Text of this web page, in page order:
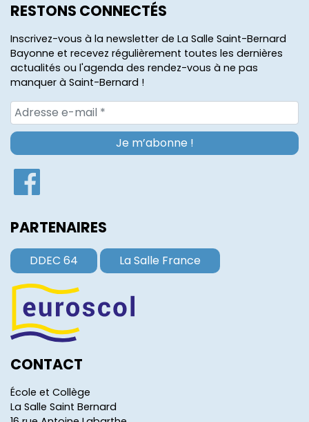
RESTONS CONNECTÉS
Inscrivez-vous à la newsletter de La Salle Saint-Bernard
Bayonne et recevez régulièrement toutes les dernières
actualités ou l'agenda des rendez-vous à ne pas
manquer à Saint-Bernard !
PARTENAIRES
DDEC 64 La Salle France
CONTACT
École et Collège
La Salle Saint Bernard